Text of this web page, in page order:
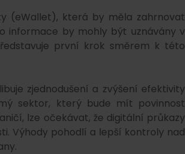
(eWallet), která by měla zahrnovat
informace by mohly být uznávány v
první krok směrem k této
zjednodušení a zvýšení efektivity
sektor, který bude mít povinnost
lze očekávat, že digitální průkazy
Výhody pohodlí a lepší kontroly nad